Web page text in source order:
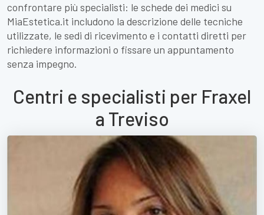
confrontare più specialisti: le schede dei medici su
MiaEstetica.it includono la descrizione delle tecniche
utilizzate, le sedi di ricevimento e i contatti diretti per
richiedere informazioni o fissare un appuntamento
senza impegno.
Centri e specialisti per Fraxel
a Treviso